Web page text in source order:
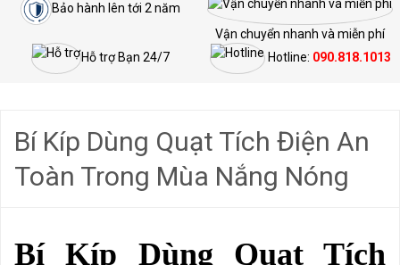
Bảo hành lên tới 2 năm
Vận chuyển nhanh và miễn phí
Hỗ trợ Bạn 24/7
Hotline: 090.818.1013
Bí Kíp Dùng Quạt Tích Điện An
Toàn Trong Mùa Nắng Nóng
Bí Kíp Dùng Quạt Tích